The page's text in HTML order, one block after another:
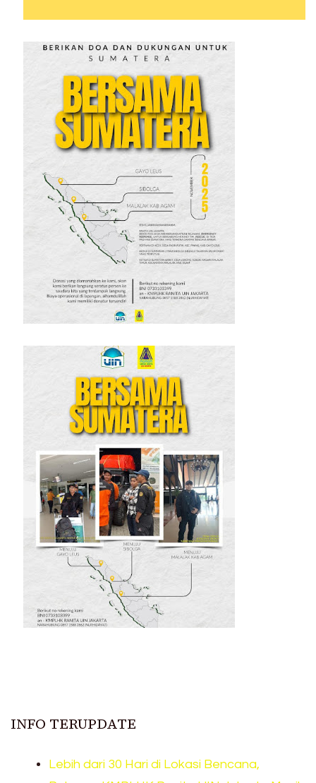
INFO TERUPDATE
Lebih dari 30 Hari di Lokasi Bencana,